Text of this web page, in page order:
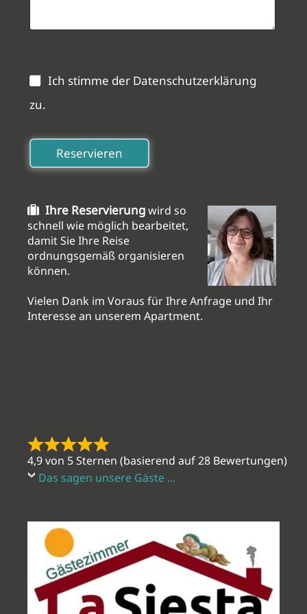
Ich stimme der Datenschutzerklärung
zu.
Ihre Reservierungwird so
schnell wie möglich bearbeitet,
damit Sie Ihre Reise
ordnungsgemäß organisieren
können.
Vielen Dank im Voraus für Ihre Anfrage und Ihr
Interesse an unserem Apartment.
4,9 von 5 Sternen (basierend auf 28 Bewertungen)
Das sagen unsere Gäste ...